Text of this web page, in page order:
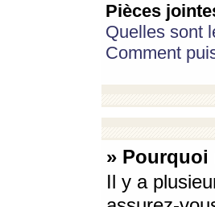
Pièces
Quelles sont
Comment
» Pourquoi
Il y a